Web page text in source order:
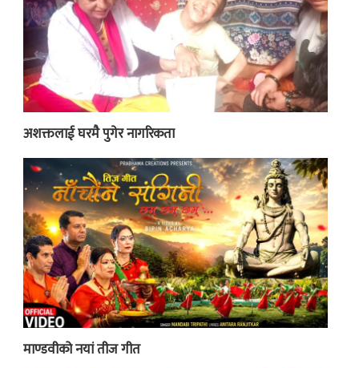
अशक्तलाई घरमै पुगेर नागरिकता
माण्डवीको नयां तीज गीत